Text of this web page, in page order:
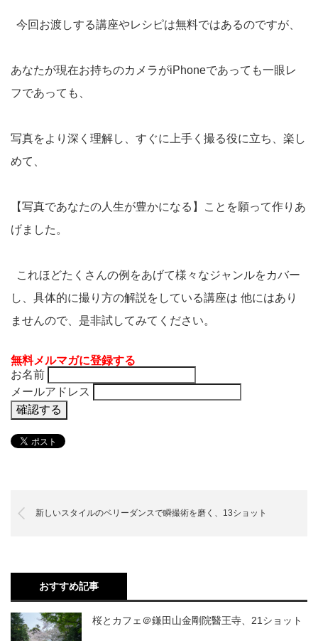
今回お渡しする講座やレシピは無料ではあるのですが、
あなたが現在お持ちのカメラがiPhoneであっても一眼レ
フであっても、
写真をより深く理解し、すぐに上手く撮る役に立ち、楽し
めて、
【写真であなたの人生が豊かになる】ことを願って作りあ
げました。
これほどたくさんの例をあげて様々なジャンルをカバー
し、具体的に撮り方の解説をしている講座は 他にはあり
ませんので、是非試してみてください。
無料メルマガに登録する
お名前
メールアドレス
新しいスタイルのベリーダンスで瞬撮術を磨く、13ショット
おすすめ記事
桜とカフェ＠鎌田山金剛院醫王寺、21ショット